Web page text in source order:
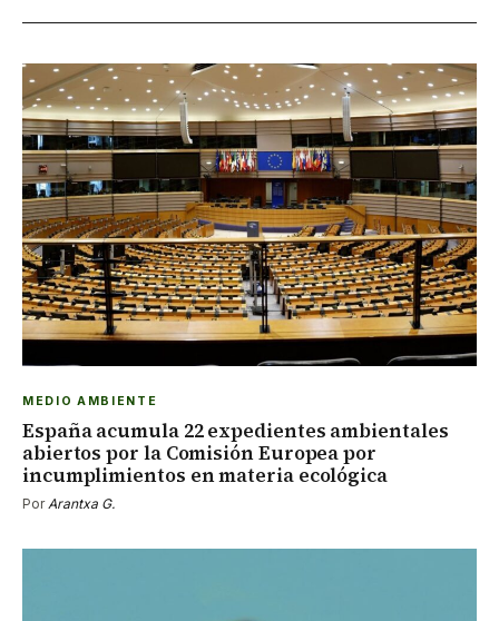
MEDIO AMBIENTE
España acumula 22 expedientes ambientales
abiertos por la Comisión Europea por
incumplimientos en materia ecológica
PorArantxa G.